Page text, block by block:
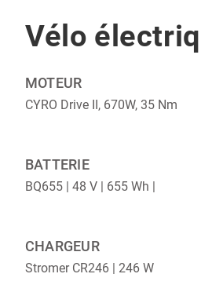
Vélo
MOTEUR
CYRO Drive II, 670W, 35 Nm
BATTERIE
BQ655 | 48 V | 655 Wh |
CHARGEUR
Stromer CR246 | 246 W